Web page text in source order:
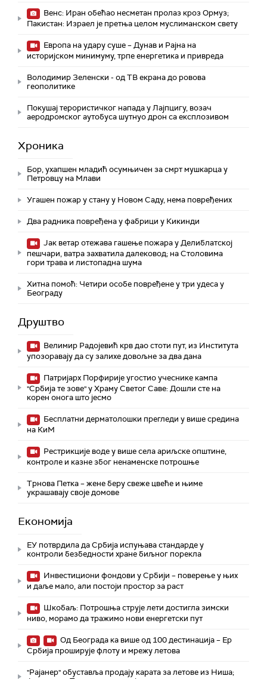
Венс: Иран обећао несметан пролаз кроз Ормуз;
Пакистан: Израел је претња целом муслиманском свету
Европа на удару суше – Дунав и Рајна на
историјском минимуму, трпе енергетика и привреда
Володимир Зеленски - од ТВ екрана до ровова
геополитике
Покушај терористичког напада у Лајпцигу, возач
аеродромског аутобуса шутнуо дрон са експлозивом
Хроника
Бор, ухапшен младић осумњичен за смрт мушкарца у
Петровцу на Млави
Угашен пожар у стану у Новом Саду, нема повређених
Два радника повређена у фабрици у Кикинди
Јак ветар отежава гашење пожара у Делиблатској
пешчари, ватра захватила далековод; на Столовима
гори трава и листопадна шума
Хитна помоћ: Четири особе повређене у три удеса у
Београду
Друштво
Велимир Радојевић крв дао стоти пут, из Института
упозоравају да су залихе довољне за два дана
Патријарх Порфирије угостио учеснике кампа
"Србија те зове" у Храму Светог Саве: Дошли сте на
корен онога што јесмо
Бесплатни дерматолошки прегледи у више средина
на КиМ
Рестрикције воде у више села ариљске општине,
контроле и казне због ненаменске потрошње
Трнова Петка – жене беру свеже цвеће и њиме
украшавају своје домове
Економија
ЕУ потврдила да Србија испуњава стандарде у
контроли безбедности хране биљног порекла
Инвестициони фондови у Србији – поверење у њих
и даље мало, али постоји простор за раст
Шкобаљ: Потрошња струје лети достигла зимски
ниво, морамо да тражимо нови енергетски пут
Од Београда ка више од 100 дестинација – Ер
Србија проширује флоту и мрежу летова
"Рајанер" обуставља продају карата за летове из Ниша;